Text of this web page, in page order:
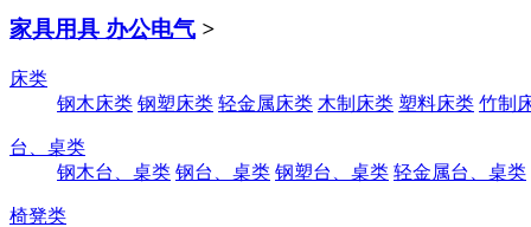
家具用具 办公电气 >
床类
钢木床类 钢塑床类 轻金属床类 木制床类 塑料床类 竹制
台、桌类
钢木台、桌类 钢台、桌类 钢塑台、桌类 轻金属台、桌类
椅凳类